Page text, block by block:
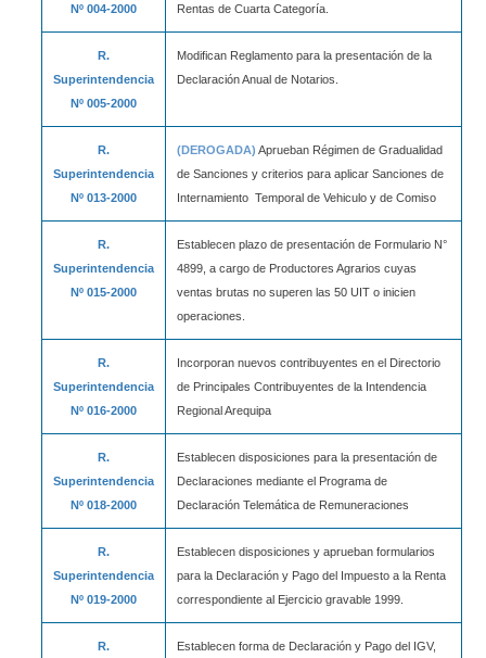
Nº 004-2000
Rentas de Cuarta Categoría.
R.
Superintendencia
Nº 005-2000
Modifican Reglamento para la presentación de la
Declaración Anual de Notarios.
R.
Superintendencia
Nº 013-2000
(DEROGADA) Aprueban Régimen de Gradualidad
de Sanciones y criterios para aplicar Sanciones de
Internamiento Temporal de Vehiculo y de Comiso
R.
Superintendencia
Nº 015-2000
Establecen plazo de presentación de Formulario N°
4899, a cargo de Productores Agrarios cuyas
ventas brutas no superen las 50 UIT o inicien
operaciones.
R.
Superintendencia
Nº 016-2000
Incorporan nuevos contribuyentes en el Directorio
de Principales Contribuyentes de la Intendencia
Regional Arequipa
R.
Superintendencia
Nº 018-2000
Establecen disposiciones para la presentación de
Declaraciones mediante el Programa de
Declaración Telemática de Remuneraciones
R.
Superintendencia
Nº 019-2000
Establecen disposiciones y aprueban formularios
para la Declaración y Pago del Impuesto a la Renta
correspondiente al Ejercicio gravable 1999.
R.
Establecen forma de Declaración y Pago del IGV,